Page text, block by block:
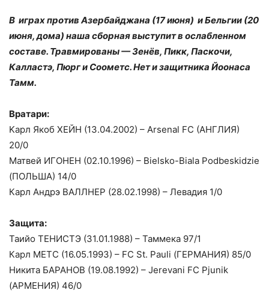
В играх против Азербайджана (17 июня) и Бельгии (20
июня, дома) наша сборная выступит в ослабленном
составе. Травмированы — Зенёв, Пикк, Паскочи,
Калластэ, Пюрг и Соометс. Нет и защитника Йоонаса
Тамм.
Вратари:
Kaрл Якоб ХЕЙН (13.04.2002) – Arsenal FC (АНГЛИЯ)
20/0
Матвей ИГОНЕН (02.10.1996) – Bielsko-Biala Podbeskidzie
(ПОЛЬША) 14/0
Карл Андрэ ВАЛЛНЕР (28.02.1998) – Левадия 1/0
Защита:
Таийо ТЕНИСТЭ (31.01.1988) – Таммека 97/1
Карл МЕТС (16.05.1993) – FC St. Pauli (ГЕРМАНИЯ) 85/0
Никита БАРАНОВ (19.08.1992) – Jerevani FC Pjunik
(АРМЕНИЯ) 46/0